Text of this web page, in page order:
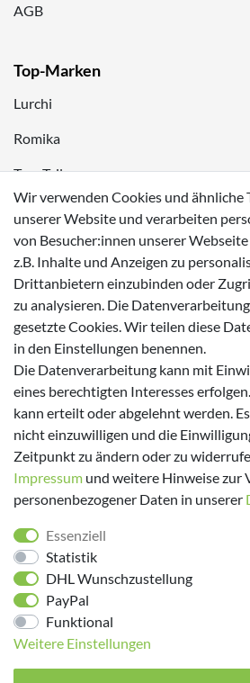
AGB
Top-Marken
Lurchi
Romika
Tom Tailor
Zahlungsmöglichkeiten
Versanddienstleister
Folge uns!
Wir verwenden Cookies und ähnliche
unserer Website und verarbeiten
von Besucher:innen unserer Webseite
z.B. Inhalte und Anzeigen zu
Drittanbietern einzubinden oder
zu analysieren. Die
gesetzte Cookies. Wir teilen diese
in den Einstellungen benennen.
Die Datenverarbeitung kann mit
eines berechtigten Interesses
kann erteilt oder abgelehnt werden.
nicht einzuwilligen und die
Zeitpunkt zu ändern oder zu
Impressum und weitere Hinweise zur
personenbezogener Daten in unserer
Essenziell
Statistik
DHL Wunschzustellung
PayPal
Funktional
Weitere Einstellungen